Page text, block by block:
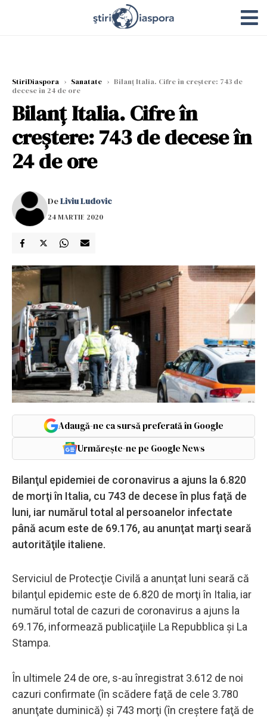
StiriDiaspora › Sanatate › Bilanț Italia. Cifre în creștere: 743 de
decese în 24 de ore
Bilanț Italia. Cifre în
creștere: 743 de decese în
24 de ore
DeLiviu Ludovic
24 MARTIE 2020
Adaugă-ne ca sursă preferată în Google
Urmărește-ne pe Google News
Bilanţul epidemiei de coronavirus a ajuns la 6.820
de morţi în Italia, cu 743 de decese în plus faţă de
luni, iar numărul total al persoanelor infectate
până acum este de 69.176, au anunţat marţi seară
autorităţile italiene.
Serviciul de Protecţie Civilă a anunţat luni seară că
bilanţul epidemic este de 6.820 de morţi în Italia, iar
numărul total de cazuri de coronavirus a ajuns la
69.176, informează publicaţiile La Repubblica şi La
Stampa.
În ultimele 24 de ore, s-au înregistrat 3.612 de noi
cazuri confirmate (în scădere faţă de cele 3.780
anunţate duminică) şi 743 morţi (în creștere faţă de